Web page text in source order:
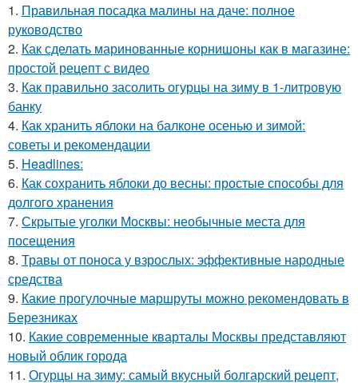
1. Правильная посадка малины на даче: полное
руководство
2. Как сделать маринованные корнишоны как в магазине:
простой рецепт с видео
3. Как правильно засолить огурцы на зиму в 1-литровую
банку
4. Как хранить яблоки на балконе осенью и зимой:
советы и рекомендации
5. Headlines:
6. Как сохранить яблоки до весны: простые способы для
долгого хранения
7. Скрытые уголки Москвы: необычные места для
посещения
8. Травы от поноса у взрослых: эффективные народные
средства
9. Какие прогулочные маршруты можно рекомендовать в
Березниках
10. Какие современные кварталы Москвы представляют
новый облик города
11. Огурцы на зиму: самый вкусный болгарский рецепт,